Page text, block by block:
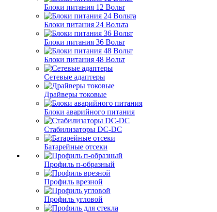
Блоки питания 12 Вольт
Блоки питания 24 Вольта
Блоки питания 36 Вольт
Блоки питания 48 Вольт
Сетевые адаптеры
Драйверы токовые
Блоки аварийного питания
Стабилизаторы DC-DC
Батарейные отсеки
Профиль п-образный
Профиль врезной
Профиль угловой